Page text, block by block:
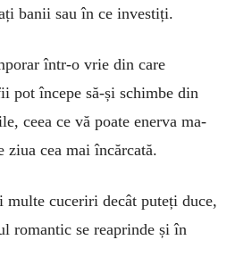
banii sau în ce investiți.
în­tr-o vrie din care
pot începe să-și schimbe din
ceea ce vă poate enerva ma­
ziua cea mai încărcată.
multe cuceriri decât puteți du­ce,
ro­mantic se reaprinde și în